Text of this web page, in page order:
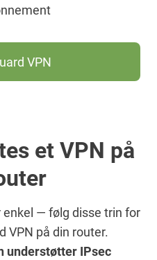
VPN
et VPN på
— følg disse trin for
VPN på din router.
understøtter IPsec